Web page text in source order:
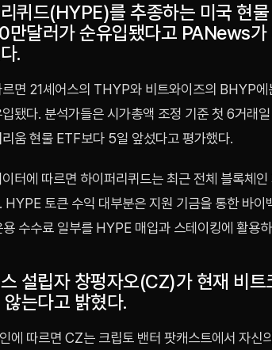
퀴드(HYPE)를 추종하는 미국 현
만달러가 순유입됐다고 PANews가
.
르면 21셰어스의 THYP와 비트와이즈의 BHYP에
됐다. 분석가들은 시가총액 조정 기준 첫 6거래
움 현물 ETF보다 5일 앞섰다고 평가했다.
터에 따르면 하이퍼리퀴드는 최근 전체 블록체
HYPE 토큰 수익 대부분은 지원 기금을 통한 바이
수수료 일부를 HYPE 매입과 스테이킹에 활용
설립자 창펑자오(CZ)가 현재 비
는다고 밝혔다.
에 따르면 CZ는 크립토 밴터 팟캐스트에서 자